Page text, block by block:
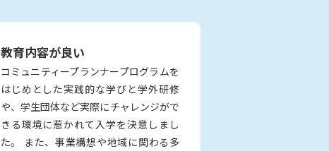
教育内容が良い
コミュニティープランナープログラムを
はじめとした実践的な学びと学外研修
や、学生団体など実際にチャレンジがで
きる環境に惹かれて入学を決意しまし
た。 また、事業構想や地域に関わる多